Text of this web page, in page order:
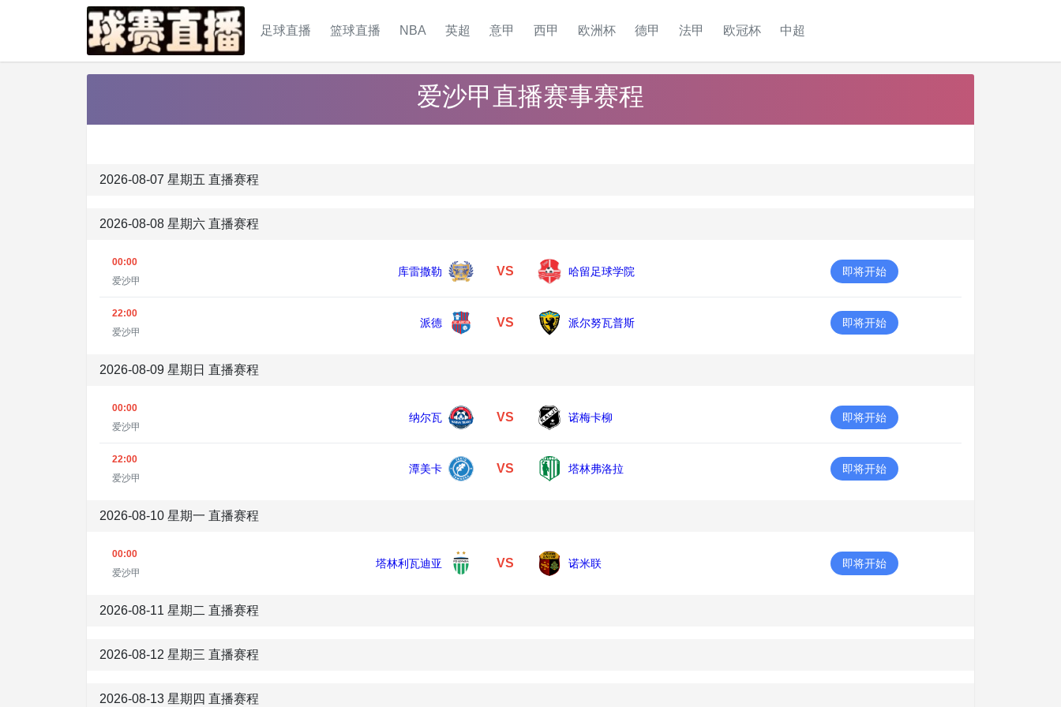
足球直播 篮球直播 NBA 英超 意甲 西甲 欧洲杯 德甲 法甲 欧冠杯 中超
爱沙甲直播赛事赛程
2026-08-07 星期五 直播赛程
2026-08-08 星期六 直播赛程
00:00
爱沙甲
库雷撒勒 VS 哈留足球学院 即将开始
22:00
爱沙甲
派德 VS 派尔努瓦普斯 即将开始
2026-08-09 星期日 直播赛程
00:00
爱沙甲
纳尔瓦 VS 诺梅卡柳 即将开始
22:00
爱沙甲
潭美卡 VS 塔林弗洛拉 即将开始
2026-08-10 星期一 直播赛程
00:00
爱沙甲
塔林利瓦迪亚 VS 诺米联 即将开始
2026-08-11 星期二 直播赛程
2026-08-12 星期三 直播赛程
2026-08-13 星期四 直播赛程